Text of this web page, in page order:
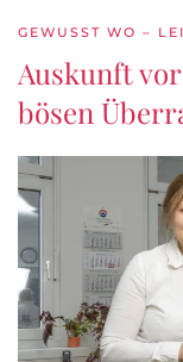
GEWUSST WO –
Auskunft
bösen